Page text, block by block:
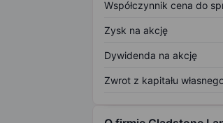
Współczynnik cena do
Zysk na akcję
Dywidenda na akcję
Zwrot z kapitału